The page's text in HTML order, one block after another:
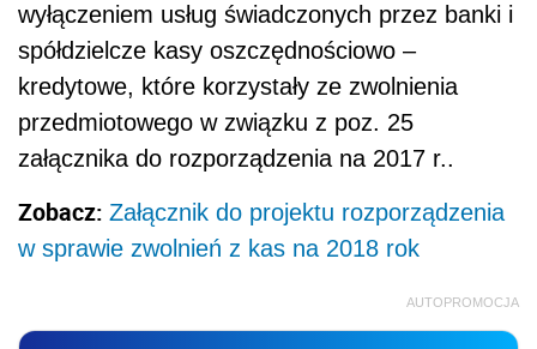
wyłączeniem usług świadczonych przez banki i
spółdzielcze kasy oszczędnościowo –
kredytowe, które korzystały ze zwolnienia
przedmiotowego w związku z poz. 25
załącznika do rozporządzenia na 2017 r..
Zobacz: Załącznik do projektu rozporządzenia
w sprawie zwolnień z kas na 2018 rok
AUTOPROMOCJA